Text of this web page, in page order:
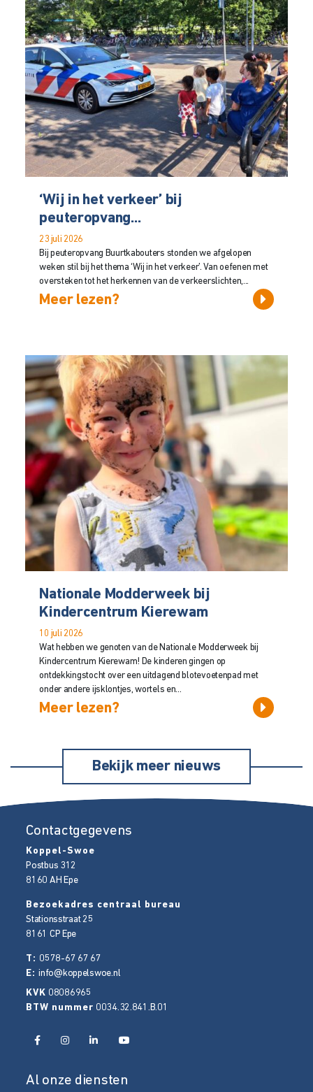
‘Wij in het verkeer’ bij
peuteropvang...
23 juli 2026
Bij peuteropvang Buurtkabouters stonden we afgelopen
weken stil bij het thema ‘Wij in het verkeer’. Van oefenen met
oversteken tot het herkennen van de verkeerslichten,...
Meer lezen?
Nationale Modderweek bij
Kindercentrum Kierewam
10 juli 2026
Wat hebben we genoten van de Nationale Modderweek bij
Kindercentrum Kierewam! De kinderen gingen op
ontdekkingstocht over een uitdagend blotevoetenpad met
onder andere ijsklontjes, wortels en...
Meer lezen?
Bekijk meer nieuws
Contactgegevens
Koppel-Swoe
Postbus 312
8160 AH Epe
Bezoekadres centraal bureau
Stationsstraat 25
8161 CPEpe
T: 0578-67 67 67
E:info@koppelswoe.nl
KVK 08086965
BTW nummer 0034.32.841.B.01
Al onze diensten